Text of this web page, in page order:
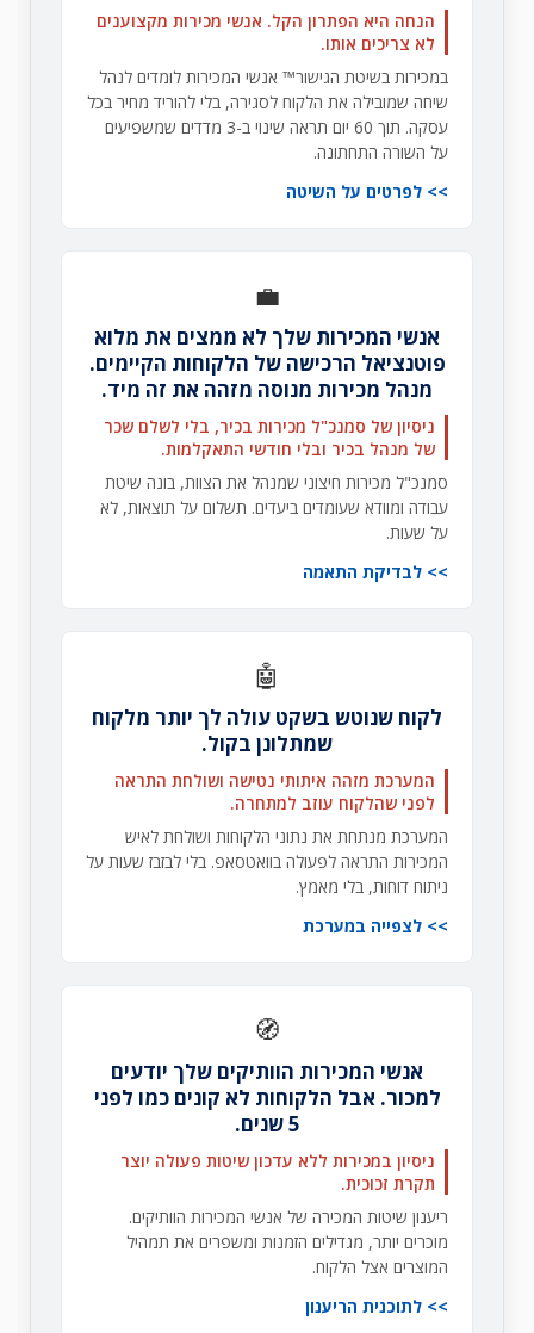
הנחה היא הפתרון הקל. אנשי מכירות מקצוענים
לא צריכים אותו.
במכירות בשיטת הגישור™ אנשי המכירות לומדים לנהל
שיחה שמובילה את הלקוח לסגירה, בלי להוריד מחיר בכל
עסקה. תוך 60 יום תראה שינוי ב-3 מדדים שמשפיעים
על השורה התחתונה.
לפרטים על השיטה
💼
אנשי המכירות שלך לא ממצים את מלוא
פוטנציאל הרכישה של הלקוחות הקיימים.
מנהל מכירות מנוסה מזהה את זה מיד.
ניסיון של סמנכ"ל מכירות בכיר, בלי לשלם שכר
של מנהל בכיר ובלי חודשי התאקלמות.
סמנכ"ל מכירות חיצוני שמנהל את הצוות, בונה שיטת
עבודה ומוודא שעומדים ביעדים. תשלום על תוצאות, לא
על שעות.
לבדיקת התאמה
🤖
לקוח שנוטש בשקט עולה לך יותר מלקוח
שמתלונן בקול.
המערכת מזהה איתותי נטישה ושולחת התראה
לפני שהלקוח עוזב למתחרה.
המערכת מנתחת את נתוני הלקוחות ושולחת לאיש
המכירות התראה לפעולה בוואטסאפ. בלי לבזבז שעות על
ניתוח דוחות, בלי מאמץ.
לצפייה במערכת
🧭
אנשי המכירות הוותיקים שלך יודעים
למכור. אבל הלקוחות לא קונים כמו לפני
5 שנים.
ניסיון במכירות ללא עדכון שיטות פעולה יוצר
תקרת זכוכית.
ריענון שיטות המכירה של אנשי המכירות הוותיקים.
מוכרים יותר, מגדילים הזמנות ומשפרים את תמהיל
המוצרים אצל הלקוח.
לתוכנית הריענון